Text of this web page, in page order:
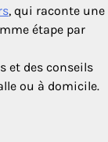
, qui raconte une
étape par
et des conseils
ou à domicile.